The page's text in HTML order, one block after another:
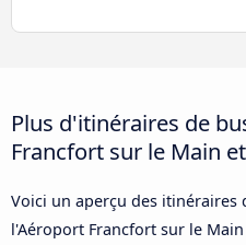
Plus d'itinéraires de
Francfort sur le Main
Voici un aperçu des itinéraires
l'Aéroport Francfort sur le